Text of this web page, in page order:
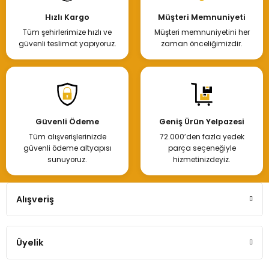
Hızlı Kargo
Tüm şehirlerimize hızlı ve
güvenli teslimat yapıyoruz.
Müşteri Memnuniyeti
Müşteri memnuniyetini her
zaman önceliğimizdir.
Güvenli Ödeme
Tüm alışverişlerinizde
güvenli ödeme altyapısı
sunuyoruz.
Geniş Ürün Yelpazesi
72.000’den fazla yedek
parça seçeneğiyle
hizmetinizdeyiz.
Alışveriş
Üyelik